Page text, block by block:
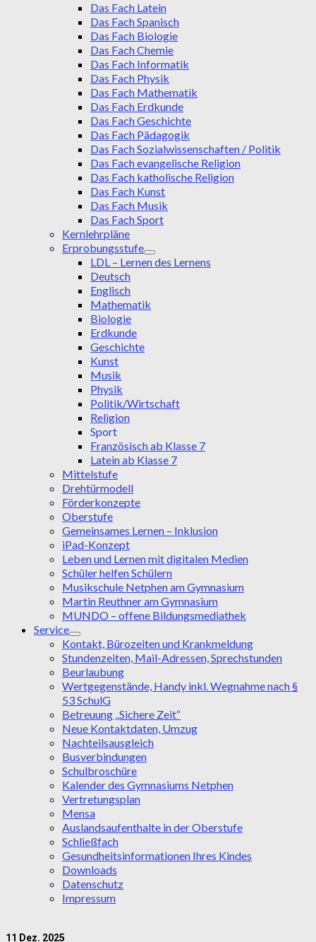
Das Fach Latein
Das Fach Spanisch
Das Fach Biologie
Das Fach Chemie
Das Fach Informatik
Das Fach Physik
Das Fach Mathematik
Das Fach Erdkunde
Das Fach Geschichte
Das Fach Pädagogik
Das Fach Sozialwissenschaften / Politik
Das Fach evangelische Religion
Das Fach katholische Religion
Das Fach Kunst
Das Fach Musik
Das Fach Sport
Kernlehrpläne
Erprobungsstufe
LDL – Lernen des Lernens
Deutsch
Englisch
Mathematik
Biologie
Erdkunde
Geschichte
Kunst
Musik
Physik
Politik/Wirtschaft
Religion
Sport
Französisch ab Klasse 7
Latein ab Klasse 7
Mittelstufe
Drehtürmodell
Förderkonzepte
Oberstufe
Gemeinsames Lernen – Inklusion
iPad-Konzept
Leben und Lernen mit digitalen Medien
Schüler helfen Schülern
Musikschule Netphen am Gymnasium
Martin Reuthner am Gymnasium
MUNDO – offene Bildungsmediathek
Service
Kontakt, Bürozeiten und Krankmeldung
Stundenzeiten, Mail-Adressen, Sprechstunden
Beurlaubung
Wertgegenstände, Handy inkl. Wegnahme nach §
53 SchulG
Betreuung „Sichere Zeit“
Neue Kontaktdaten, Umzug
Nachteilsausgleich
Busverbindungen
Schulbroschüre
Kalender des Gymnasiums Netphen
Vertretungsplan
Mensa
Auslandsaufenthalte in der Oberstufe
Schließfach
Gesundheitsinformationen Ihres Kindes
Downloads
Datenschutz
Impressum
11 Dez. 2025